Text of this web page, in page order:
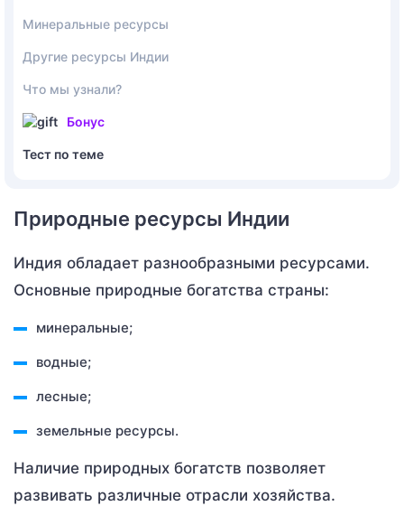
Минеральные ресурсы
Другие ресурсы Индии
Что мы узнали?
Бонус
Тест по теме
Природные ресурсы Индии
Индия обладает разнообразными ресурсами.
Основные природные богатства страны:
минеральные;
водные;
лесные;
земельные ресурсы.
Наличие природных богатств позволяет
развивать различные отрасли хозяйства.